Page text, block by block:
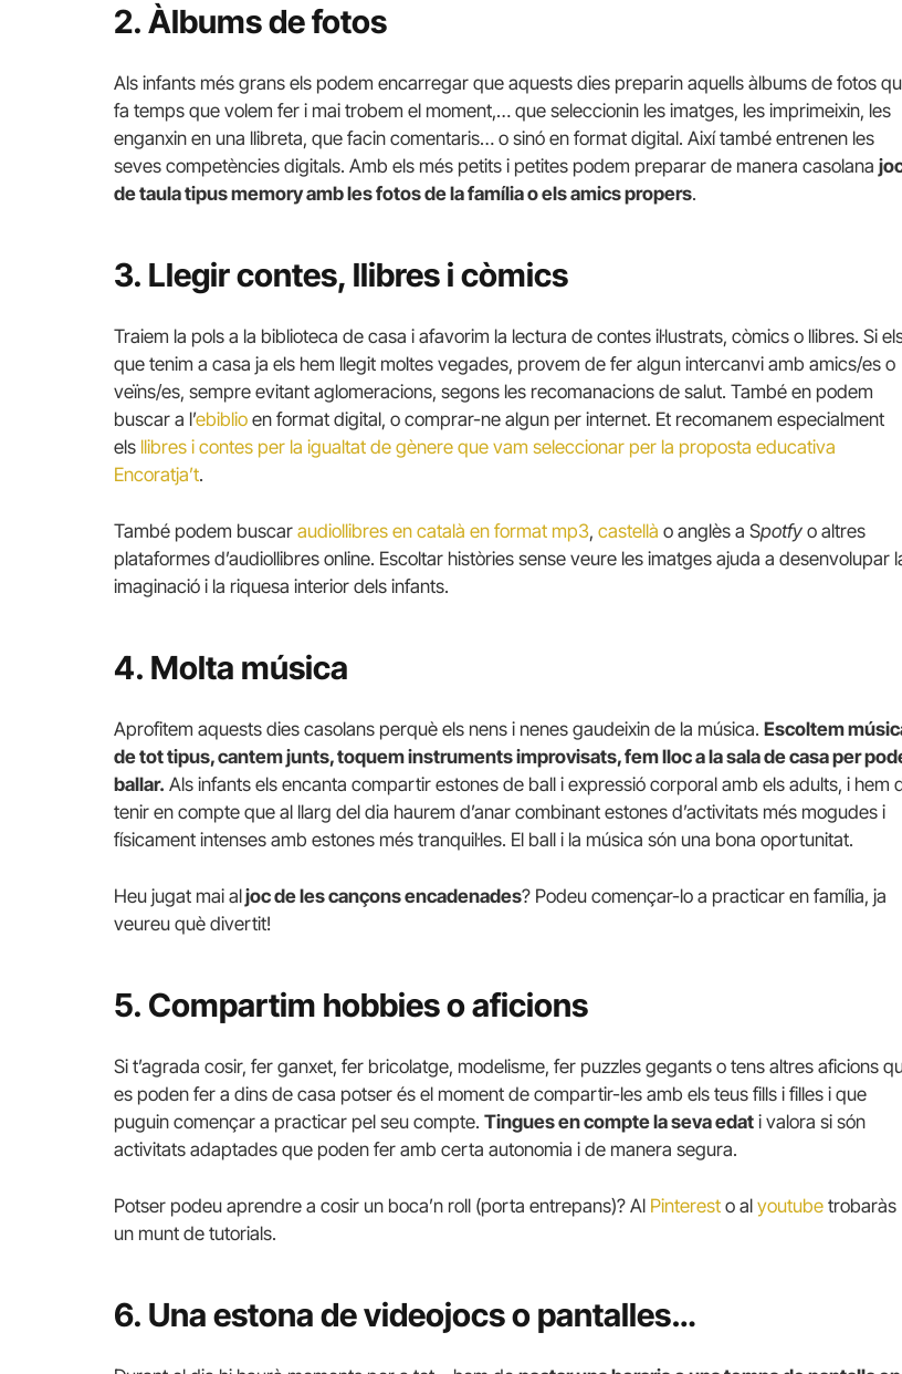
2. Àlbums de fotos
Als infants més grans els podem encarregar que aquests dies preparin aquells àlbums de fotos
fa temps que volem fer i mai trobem el moment,… que seleccionin les imatges, les imprimeixin, les
enganxin en una llibreta, que facin comentaris… o sinó en format digital. Així també entrenen les
seves competències digitals. Amb els més petits i petites podem preparar de manera casolana
de taula tipus memory amb les fotos de la família o els amics propers.
3. Llegir contes, llibres i còmics
Traiem la pols a la biblioteca de casa i afavorim la lectura de contes il·lustrats, còmics o llibres. Si
que tenim a casa ja els hem llegit moltes vegades, provem de fer algun intercanvi amb amics/es o
veïns/es, sempre evitant aglomeracions, segons les recomanacions de salut. També en podem
buscar a l’ebiblio en format digital, o comprar-ne algun per internet. Et recomanem especialment
els llibres i contes per la igualtat de gènere que vam seleccionar per la proposta educativa
Encoratja’t.
També podem buscar audiollibres en català en format mp3, castellà o anglès a Spotfy o altres
plataformes d’audiollibres online. Escoltar històries sense veure les imatges ajuda a desenvolupar
imaginació i la riquesa interior dels infants.
4. Molta música
Aprofitem aquests dies casolans perquè els nens i nenes gaudeixin de la música. Escoltem
de tot tipus, cantem junts, toquem instruments improvisats, fem lloc a la sala de casa per
ballar. Als infants els encanta compartir estones de ball i expressió corporal amb els adults, i hem
tenir en compte que al llarg del dia haurem d’anar combinant estones d’activitats més mogudes i
físicament intenses amb estones més tranquil·les. El ball i la música són una bona oportunitat.
Heu jugat mai aljoc de les cançons encadenades? Podeu començar-lo a practicar en família, ja
veureu què divertit!
5. Compartim hobbies o aficions
Si t’agrada cosir, fer ganxet, fer bricolatge, modelisme, fer puzzles gegants o tens altres aficions
es poden fer a dins de casa potser és el moment de compartir-les amb els teus fills i filles i que
puguin començar a practicar pel seu compte. Tingues en compte la seva edat i valora si són
activitats adaptades que poden fer amb certa autonomia i de manera segura.
Potser podeu aprendre a cosir un boca’n roll (porta entrepans)? Al Pinterest o al youtube trobaràs
un munt de tutorials.
6. Una estona de videojocs o pantalles…